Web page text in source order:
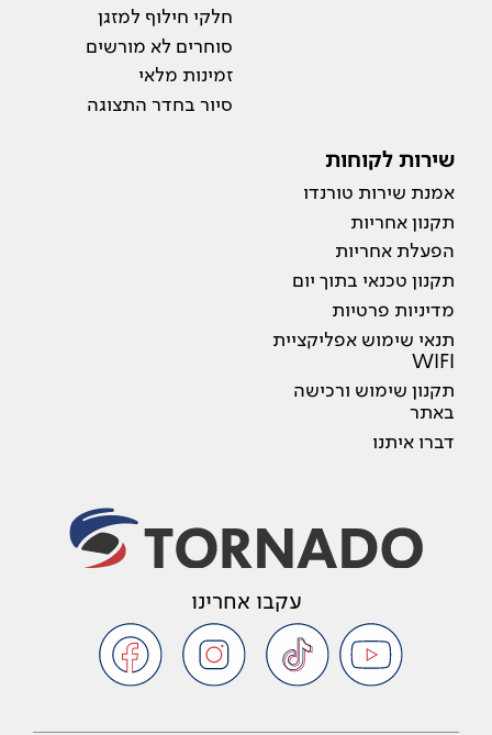
חלקי חילוף למזגן
סוחרים לא מורשים
זמינות מלאי
סיור בחדר התצוגה
שירות לקוחות
אמנת שירות טורנדו
תקנון אחריות
הפעלת אחריות
תקנון טכנאי בתוך יום
מדיניות פרטיות
תנאי שימוש אפליקציית
WIFI
תקנון שימוש ורכישה
באתר
דברו איתנו
עקבו אחרינו